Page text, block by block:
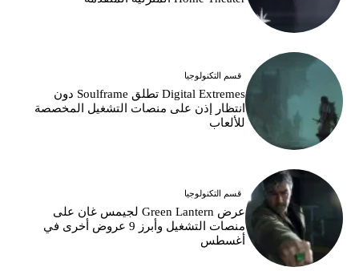
قسم التكنولوجيا
Digital Extremes تطلق Soulframe دون
انتظار إذن على منصات التشغيل المخصصة
للألعاب
قسم التكنولوجيا
عرض Green Lantern لجيمس غان على
منصات التشغيل وأبرز 9 عروض أخرى في
أغسطس